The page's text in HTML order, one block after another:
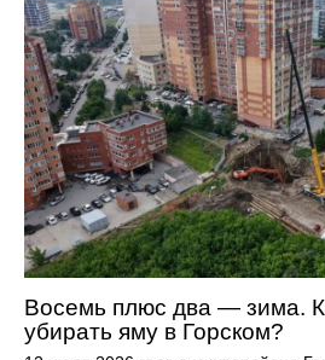
Восемь плюс два — зима.
убирать яму в Горском?